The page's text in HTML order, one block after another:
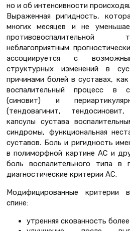
но и об интенсивности
Выраженная ригидность,
многих месяцев и не
противовоспалительной
неблагоприятным
ассоциируется с
структурных изменений в
причинами болей в суставах,
воспалительный процесс в
(синовит) и
(тендовагинит,
капсулы сустава
синдромы, функциональная
суставов. Боль и ригидность
в полиморфной картине АС и
боль воспалительного типа в
диагностические критерии АС.
Модифицированные критерии
спине:
утренняя скованность